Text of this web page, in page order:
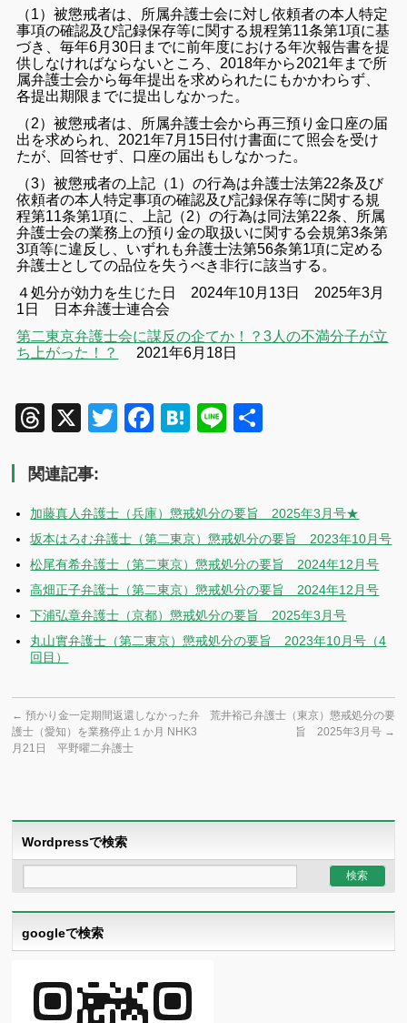
（1）被懲戒者は、所属弁護士会に対し依頼者の本人特定
事項の確認及び記録保存等に関する規程第11条第1項に基
づき、毎年6月30日までに前年度における年次報告書を提
供しなければならないところ、2018年から2021年まで所
属弁護士会から毎年提出を求められたにもかかわらず、
各提出期限までに提出しなかった。
（2）被懲戒者は、所属弁護士会から再三預り金口座の届
出を求められ、2021年7月15日付け書面にて照会を受け
たが、回答せず、口座の届出もしなかった。
（3）被懲戒者の上記（1）の行為は弁護士法第22条及び
依頼者の本人特定事項の確認及び記録保存等に関する規
程第11条第1項に、上記（2）の行為は同法第22条、所属
弁護士会の業務上の預り金の取扱いに関する会規第3条第
3項等に違反し、いずれも弁護士法第56条第1項に定める
弁護士としての品位を失うべき非行に該当する。
４処分が効力を生じた日 2024年10月13日
2025年3月
1日 日本弁護士連合会
第二東京弁護士会に謀反の企てか！？3人の不満分子が立
ち上がった！？
2021年6月18日
Threads
X TwitterFacebook
Hatena
Line
関連記事:
加藤真人弁護士（兵庫）懲戒処分の要旨 2025年3月号★
坂本はろむ弁護士（第二東京）懲戒処分の要旨 2023年10月号
松尾有希弁護士（第二東京）懲戒処分の要旨 2024年12月号
高畑正子弁護士（第二東京）懲戒処分の要旨 2024年12月号
下浦弘章弁護士（京都）懲戒処分の要旨 2025年3月号
丸山實弁護士（第二東京）懲戒処分の要旨 2023年10月号（4
回目）
← 預かり金一定期間返還しなかった弁
護士（愛知）を業務停止１か月 NHK3
月21日 平野曜二弁護士
荒井裕己弁護士（東京）懲戒処分の要
旨 2025年3月号 →
Wordpressで検索
googleで検索